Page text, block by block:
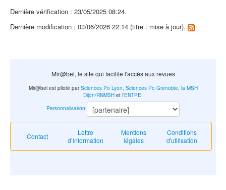
Dernière vérification : 23/05/2025 08:24.
Dernière modification : 03/06/2026 22:14 (titre : mise à jour).
Mir@bel, le site qui facilite l'accès aux revues
Contact
Lettre
d’information
Mentions
légales
Conditions
d'utilisation
Mir@bel est piloté parSciences Po Lyon Sciences Po Grenoble, la MSH
Dijon/RNMSH et l'ENTPE
Personnalisation: